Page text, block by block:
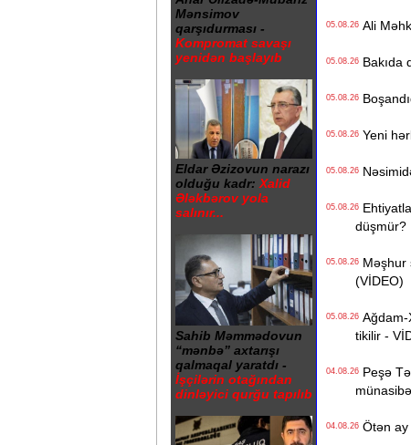
Mənsimov
qarşıdurması -
Kompromat savaşı
yenidən başlayıb
Eldar Əzizovun narazı
olduğu kadr: Xalid
Ələkbərov yola
salınır...
Sahib Məmmədovun
“mənbə” axtarışı
qalmaqal yaratdı -
İşçilərin otağından
dinləyici qurğu tapılıb
05.08.26Ali
05.08.26Bakıda
05.08.26
05.08.26Yeni
05.08.26
05.08.26
düşmür?
05.08.26Məşhur
(VİDEO)
05.08.26Ağdam-
tikilir -
04.08.26Peşə
04.08.26Ötən ay